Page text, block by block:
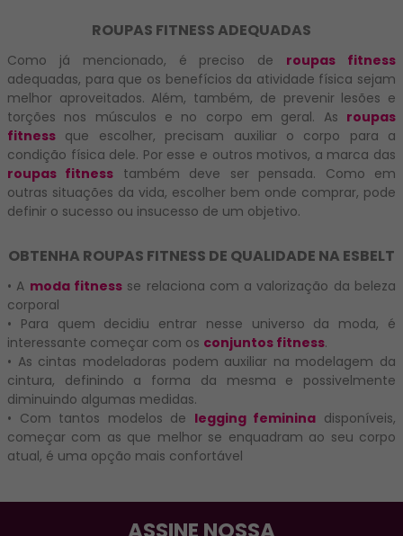
ROUPAS FITNESS ADEQUADAS
Como já mencionado, é preciso de roupas fitness
adequadas, para que os benefícios da atividade física sejam
melhor aproveitados. Além, também, de prevenir lesões e
torções nos músculos e no corpo em geral. As roupas
fitness que escolher, precisam auxiliar o corpo para a
condição física dele. Por esse e outros motivos, a marca das
roupas fitness também deve ser pensada. Como em
outras situações da vida, escolher bem onde comprar, pode
definir o sucesso ou insucesso de um objetivo.
OBTENHA ROUPAS FITNESS DE QUALIDADE NA ESBELT
• A moda fitnessse relaciona com a valorização da beleza
corporal
• Para quem decidiu entrar nesse universo da moda, é
interessante começar com os conjuntos fitness.
• As cintas modeladoras podem auxiliar na modelagem da
cintura, definindo a forma da mesma e possivelmente
diminuindo algumas medidas.
• Com tantos modelos de legging feminina disponíveis,
começar com as que melhor se enquadram ao seu corpo
atual, é uma opção mais confortável